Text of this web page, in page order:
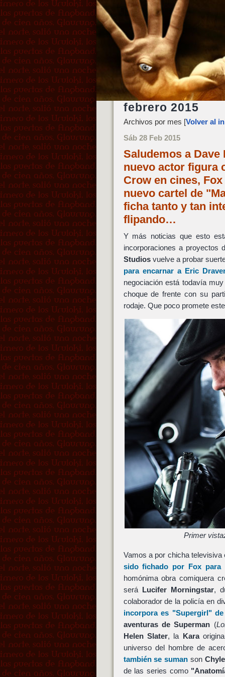
febrero 2015
Archivos por mes [Volver al
Sáb 28 Feb 2015
Saludemos a Dave
nuevo actor figura
Crow en cines,
nuevo cartel de
ficha tanto y tan
flipando…
Y más noticias que esto
incorporaciones a proyectos
Studiosvuelve a probar
para encarnar a Eric
negociación está todavía
choque de frente con su
rodaje. Que poco promete
Primer
Vamos a por chicha
sido fichado por Foxpara
homónima obra comiquera
será Lucifer Morningstar,
colaborador de la policía en
incorpora es "Supergirl"
aventuras de Superman (
Helen Slater, la Kara
universo del hombre de
también se suman son
de las series como